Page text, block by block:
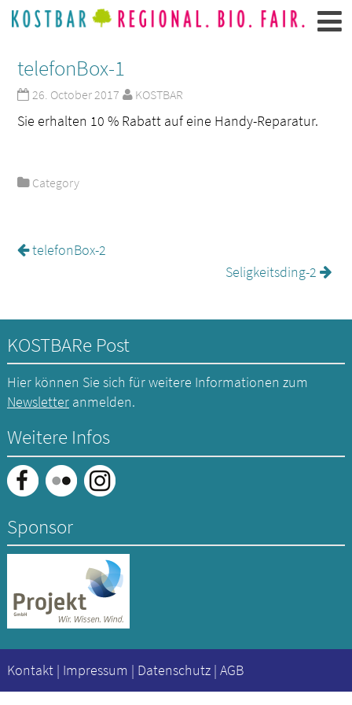
telefonBox-1
26. October 2017 KOSTBAR
Sie erhalten 10 % Rabatt auf eine Handy-Reparatur.
Category
telefonBox-2
Seligkeitsding-2
KOSTBARe Post
Hier können Sie sich für weitere Informationen zum
Newsletteranmelden.
Weitere Infos
Sponsor
Kontakt | Impressum | Datenschutz | AGB